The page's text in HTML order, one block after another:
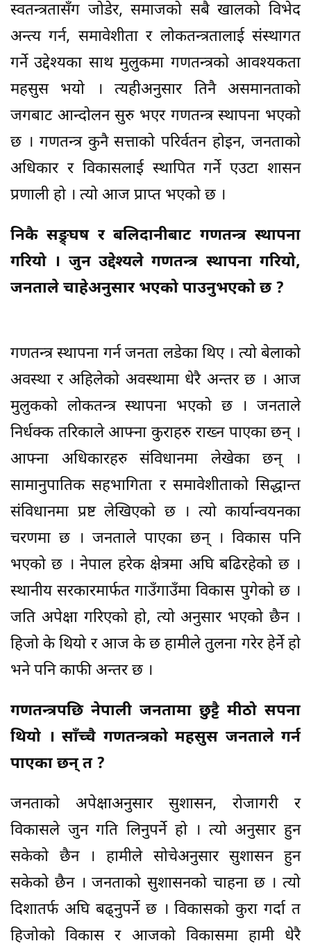
स्वतन्त्रतासँग जोडेर, समाजको सबै खालको विभेद
अन्त्य गर्न, समावेशीता र लोकतन्त्रतालाई संस्थागत
गर्ने उद्देश्यका साथ मुलुकमा गणतन्त्रको आवश्यकता
महसुस भयो । त्यहीअनुसार तिनै असमानताको
जगबाट आन्दोलन सुरु भएर गणतन्त्र स्थापना भएको
छ । गणतन्त्र कुनै सत्ताको परिर्वतन होइन, जनताको
अधिकार र विकासलाई स्थापित गर्ने एउटा शासन
प्रणाली हो । त्यो आज प्राप्त भएको छ ।
निकै सङ्र्घष र बलिदानीबाट गणतन्त्र स्थापना
गरियो । जुन उद्देश्यले गणतन्त्र स्थापना गरियो,
जनताले चाहेअनुसार भएको पाउनुभएको छ ?
गणतन्त्र स्थापना गर्न जनता लडेका थिए । त्यो बेलाको
अवस्था र अहिलेको अवस्थामा धेरै अन्तर छ । आज
मुलुकको लोकतन्त्र स्थापना भएको छ । जनताले
निर्धक्क तरिकाले आफ्ना कुराहरु राख्न पाएका छन् ।
आफ्ना अधिकारहरु संविधानमा लेखेका छन् ।
सामानुपातिक सहभागिता र समावेशीताको सिद्धान्त
संविधानमा प्रष्ट लेखिएको छ । त्यो कार्यान्वयनका
चरणमा छ । जनताले पाएका छन् । विकास पनि
भएको छ । नेपाल हरेक क्षेत्रमा अघि बढिरहेको छ ।
स्थानीय सरकारमार्फत गाउँगाउँमा विकास पुगेको छ ।
जति अपेक्षा गरिएको हो, त्यो अनुसार भएको छैन ।
हिजो के थियो र आज के छ हामीले तुलना गरेर हेर्ने हो
भने पनि काफी अन्तर छ ।
गणतन्त्रपछि नेपाली जनतामा छुट्टै मीठो सपना
थियो । साँच्चै गणतन्त्रको महसुस जनताले गर्न
पाएका छन् त ?
जनताको अपेक्षाअनुसार सुशासन, रोजागरी र
विकासले जुन गति लिनुपर्ने हो । त्यो अनुसार हुन
सकेको छैन । हामीले सोचेअनुसार सुशासन हुन
सकेको छैन । जनताको सुशासनको चाहना छ । त्यो
दिशातर्फ अघि बढ्नुपर्ने छ । विकासको कुरा गर्दा त
हिजोको विकास र आजको विकासमा हामी धेरै